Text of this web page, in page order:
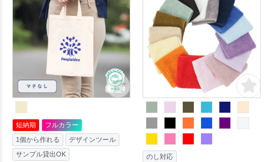
アにもおすすめです。
短納期
フルカラー
1個から作れる
デザインツール
サンプル貸出OK
のし対応